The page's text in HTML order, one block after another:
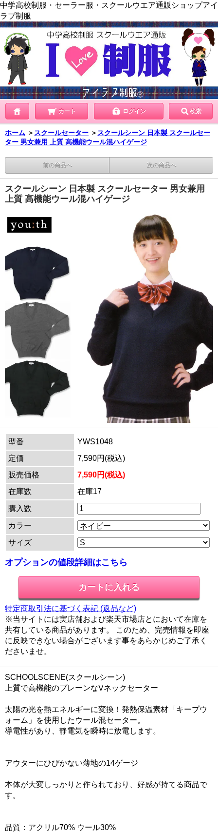
中学高校制服・セーラー服・スクールウエア通販ショップアイ
ラブ制服
カート ログイン 検索
ホーム ＞ スクールセーター ＞ スクールシーン 日本製 スクールセー
ター 男女兼用 上質 高機能ウール混ハイゲージ
前の商品へ 次の商品へ
スクールシーン 日本製 スクールセーター 男女兼用
上質 高機能ウール混ハイゲージ
型番
YWS1048
定価
7,590円(税込)
販売価格
7,590円(税込)
在庫数
在庫17
購入数
カラー
サイズ
オプションの値段詳細はこちら
特定商取引法に基づく表記 (返品など)
※当サイトには実店舗および楽天市場店とにおいて在庫を
共有している商品があります。 このため、完売情報を即座
に反映できない場合がございます事をあらかじめご了承く
ださいませ。
SCHOOLSCENE(スクールシーン)
上質で高機能のプレーンなVネックセーター
太陽の光を熱エネルギーに変換！発熱保温素材「キープウ
ォーム」を使用したウール混セーター。
導電性があり、静電気を瞬時に放電します。
アウターにひびかない薄地の14ゲージ
本体が大変しっかりと作られており、好感が持てる商品で
す。
品質：アクリル70% ウール30%